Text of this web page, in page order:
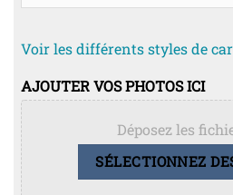
Voir les différents styles de
AJOUTER VOS PHOTOS ICI
Déposez les
SÉLECTIONNEZ